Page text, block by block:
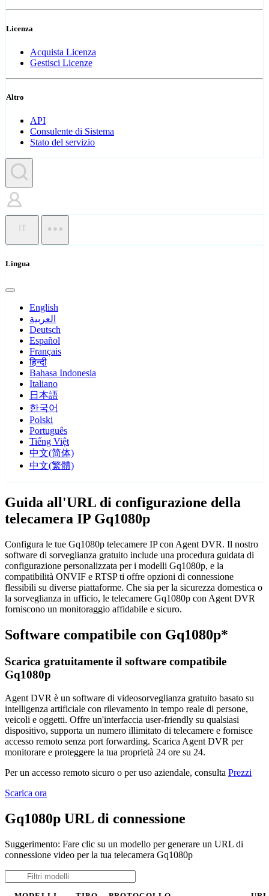
Licenza
Acquista Licenza
Gestisci Licenze
Altro
API
Consulente di Sistema
Stato del servizio
IT
Lingua
English
العربية
Deutsch
Español
Français
हिन्दी
Bahasa Indonesia
Italiano
日本語
한국어
Polski
Português
Tiếng Việt
中文(简体)
中文(繁體)
Guida all'URL di configurazione della
telecamera IP Gq1080p
Configura le tue Gq1080p telecamere IP con Agent DVR. Il nostro
software di sorveglianza gratuito include una procedura guidata di
configurazione personalizzata per i modelli Gq1080p, e la
compatibilità ONVIF e RTSP ti offre opzioni di connessione
flessibili su diverse piattaforme. Che sia per la sicurezza domestica o
la sorveglianza in ufficio, le telecamere Gq1080p con Agent DVR
forniscono un monitoraggio affidabile e sicuro.
Software compatibile con Gq1080p*
Scarica gratuitamente il software compatibile
Gq1080p
Agent DVR è un software di videosorveglianza gratuito basato su
intelligenza artificiale con rilevamento in tempo reale di persone,
veicoli e oggetti. Offre un'interfaccia user-friendly su qualsiasi
dispositivo, supporta un numero illimitato di telecamere e fornisce
accesso remoto senza port forwarding. Scarica Agent DVR per
monitorare e proteggere la tua proprietà 24 ore su 24.
Per un accesso remoto sicuro o per uso aziendale, consulta Prezzi
Scarica ora
Gq1080p URL di connessione
Suggerimento: Fare clic su un modello per generare un URL di
connessione video per la tua telecamera Gq1080p